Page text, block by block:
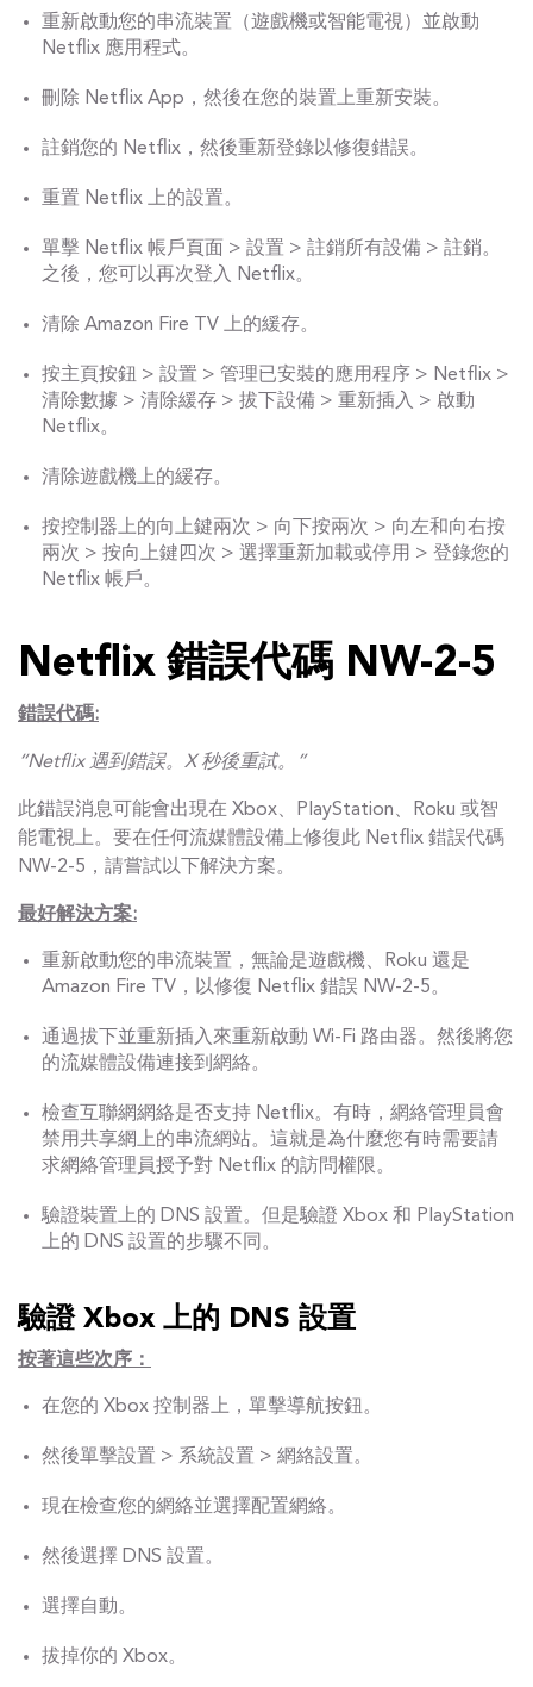
重新啟動您的串流裝置（遊戲機或智能電視）並啟動
Netflix 應用程式。
刪除 Netflix App，然後在您的裝置上重新安裝。
註銷您的 Netflix，然後重新登錄以修復錯誤。
重置 Netflix 上的設置。
單擊 Netflix 帳戶頁面 > 設置 > 註銷所有設備 > 註銷。
之後，您可以再次登入 Netflix。
清除 Amazon Fire TV 上的緩存。
按主頁按鈕 > 設置 > 管理已安裝的應用程序 > Netflix >
清除數據 > 清除緩存 > 拔下設備 > 重新插入 > 啟動
Netflix。
清除遊戲機上的緩存。
按控制器上的向上鍵兩次 > 向下按兩次 > 向左和向右按
兩次 > 按向上鍵四次 > 選擇重新加載或停用 > 登錄您的
Netflix 帳戶。
Netflix 錯誤代碼 NW-2-5
錯誤代碼:
“Netflix 遇到錯誤。X 秒後重試。”
此錯誤消息可能會出現在 Xbox、PlayStation、Roku 或智
能電視上。要在任何流媒體設備上修復此 Netflix 錯誤代碼
NW-2-5，請嘗試以下解決方案。
最好解決方案:
重新啟動您的串流裝置，無論是遊戲機、Roku 還是
Amazon Fire TV，以修復 Netflix 錯誤 NW-2-5。
通過拔下並重新插入來重新啟動 Wi-Fi 路由器。然後將您
的流媒體設備連接到網絡。
檢查互聯網網絡是否支持 Netflix。有時，網絡管理員會
禁用共享網上的串流網站。這就是為什麼您有時需要請
求網絡管理員授予對 Netflix 的訪問權限。
驗證裝置上的 DNS 設置。但是驗證 Xbox 和 PlayStation
上的 DNS 設置的步驟不同。
驗證 Xbox 上的 DNS 設置
按著這些次序：
在您的 Xbox 控制器上，單擊導航按鈕。
然後單擊設置 > 系統設置 > 網絡設置。
現在檢查您的網絡並選擇配置網絡。
然後選擇 DNS 設置。
選擇自動。
拔掉你的 Xbox。